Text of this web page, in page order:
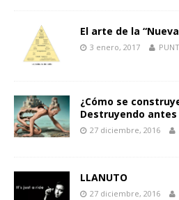
El arte de la
3 enero, 2017
¿Cómo se
Destruyendo
27 diciembre, 2016
LLANUTO
27 diciembre, 2016